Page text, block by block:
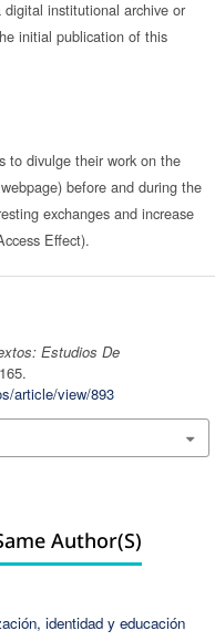
institutional archive or
initial publication of this
to divulge their work on the
before and during the
exchanges and increase
Effect).
Estudios De
article/view/893
Author(s)
identidad y educación